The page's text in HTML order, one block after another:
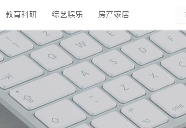
教育科研 综艺娱乐 房产家居